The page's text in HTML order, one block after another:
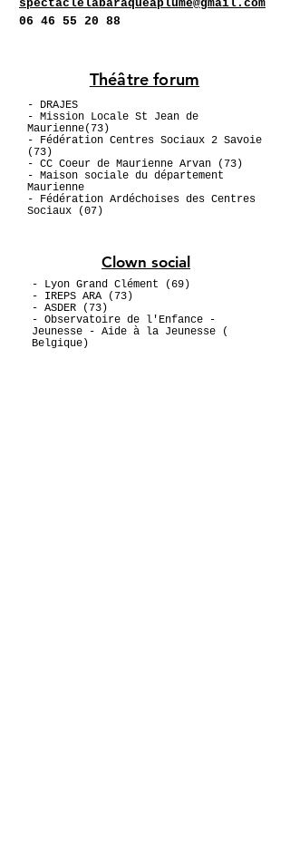
spectaclelabaraqueaplume@gmail.com
06 46 55 20 88
Théâtre forum
- DRAJES
- Mission Locale St Jean de
Maurienne(73)
- Fédération Centres Sociaux 2 Savoie
(73)
- CC Coeur de Maurienne Arvan (73)
- Maison sociale du département
Maurienne
- Fédération Ardéchoises des Centres
Sociaux (07)
Clown social
- Lyon Grand Clément (69)
- IREPS ARA (73)
- ASDER (73)
- Observatoire de l'Enfance -
Jeunesse - Aide à la Jeunesse (
Belgique)